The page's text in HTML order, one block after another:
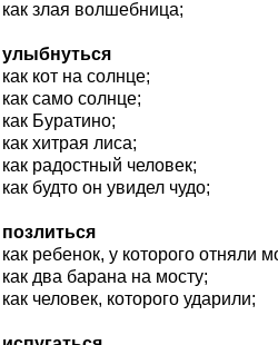
как злая волшебница;
улыбнуться
как кот на солнце;
как само солнце;
как Буратино;
как хитрая лиса;
как радостный человек;
как будто он увидел чудо;
позлиться
как ребенок, у которого отняли
как два барана на мосту;
как человек, которого ударили;